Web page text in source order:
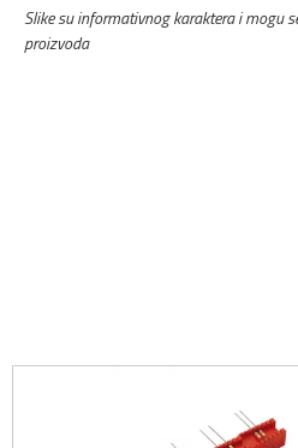
Slike su informativnog karaktera i mogu
proizvoda